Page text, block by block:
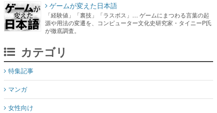
ゲームが変えた日本語
「経験値」「裏技」「ラスボス」… ゲームにまつわる言葉の起
源や用法の変遷を、コンピューター文化史研究家・タイニーP氏
が徹底調査。
カテゴリ
特集記事
マンガ
女性向け